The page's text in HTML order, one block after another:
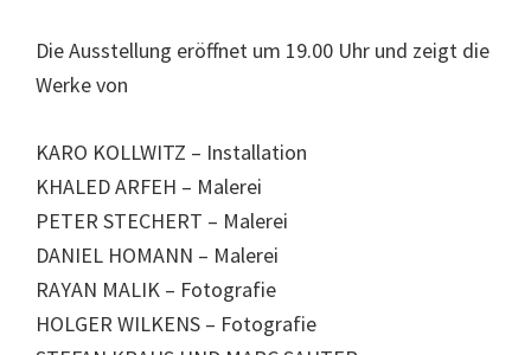
Die Ausstellung eröffnet um 19.00 Uhr und zeigt die
Werke von
KARO KOLLWITZ – Installation
KHALED ARFEH – Malerei
PETER STECHERT – Malerei
DANIEL HOMANN – Malerei
RAYAN MALIK – Fotografie
HOLGER WILKENS – Fotografie